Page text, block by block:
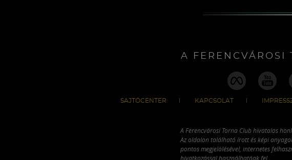
A FERENCVÁROSI
SAJTÓCENTER KAPCSOLAT
A Ferencvárosi Torna Club hivatalos
Az oldalon található írott és képi
pontos megjelölésével, internetes
hivatkozással használhatóak fel.